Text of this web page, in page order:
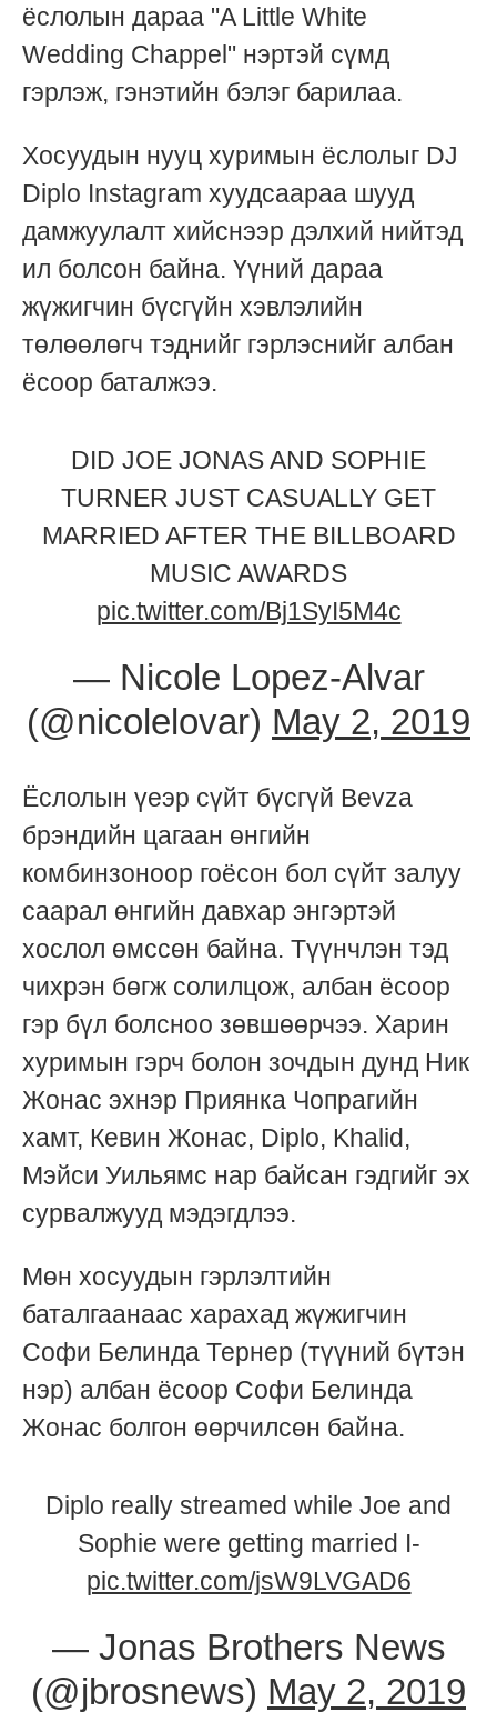
ёслолын дараа "A Little White
Wedding Chappel" нэртэй сүмд
гэрлэж, гэнэтийн бэлэг барилаа.
Хосуудын нууц хуримын ёслолыг DJ
Diplo Instagram хуудсаараа шууд
дамжуулалт хийснээр дэлхий нийтэд
ил болсон байна. Үүний дараа
жүжигчин бүсгүйн хэвлэлийн
төлөөлөгч тэднийг гэрлэснийг албан
ёсоор баталжээ.
DID JOE JONAS AND SOPHIE
TURNER JUST CASUALLY GET
MARRIED AFTER THE BILLBOARD
MUSIC AWARDS
pic.twitter.com/Bj1SyI5M4c
— Nicole Lopez-Alvar
(@nicolelovar) May 2, 2019
Ёслолын үеэр сүйт бүсгүй Bevza
брэндийн цагаан өнгийн
комбинзоноор гоёсон бол сүйт залуу
саарал өнгийн давхар энгэртэй
хослол өмссөн байна. Түүнчлэн тэд
чихрэн бөгж солилцож, албан ёсоор
гэр бүл болсноо зөвшөөрчээ. Харин
хуримын гэрч болон зочдын дунд Ник
Жонас эхнэр Приянка Чопрагийн
хамт, Кевин Жонас, Diplo, Khalid,
Мэйси Уильямс нар байсан гэдгийг эх
сурвалжууд мэдэгдлээ.
Мөн хосуудын гэрлэлтийн
баталгаанаас харахад жүжигчин
Софи Белинда Тернер (түүний бүтэн
нэр) албан ёсоор Софи Белинда
Жонас болгон өөрчилсөн байна.
Diplo really streamed while Joe and
Sophie were getting married I-
pic.twitter.com/jsW9LVGAD6
— Jonas Brothers News
(@jbrosnews) May 2, 2019